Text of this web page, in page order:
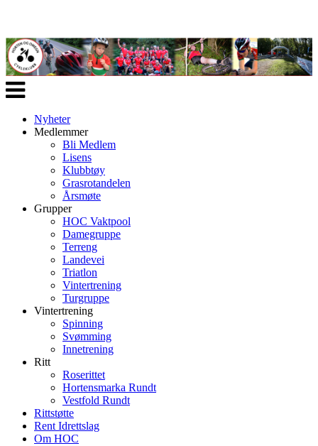
Veksle
navigasjon
Nyheter
Medlemmer
Bli Medlem
Lisens
Klubbtøy
Grasrotandelen
Årsmøte
Grupper
HOC Vaktpool
Damegruppe
Terreng
Landevei
Triatlon
Vintertrening
Turgruppe
Vintertrening
Spinning
Svømming
Innetrening
Ritt
Roserittet
Hortensmarka Rundt
Vestfold Rundt
Rittstøtte
Rent Idrettslag
Om HOC